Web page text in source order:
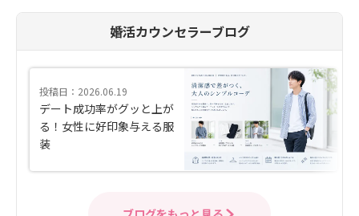
婚活カウンセラーブログ
投稿日：2026.06.19
デート成功率がグッと上が
る！女性に好印象与える服
装